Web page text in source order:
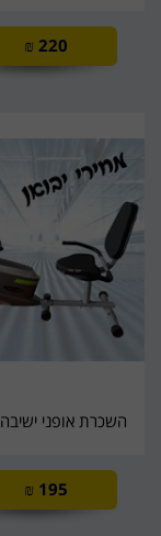
220
₪
השכרת אופני ישיבה ds6300
195
₪